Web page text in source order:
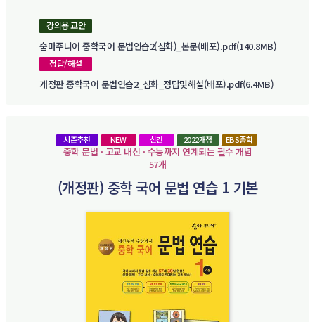
강의용 교안
숨마주니어 중학국어 문법연습2(심화)_본문(배포).pdf(140.8MB)
정답/해설
개정판 중학국어 문법연습2_심화_정답및해설(배포).pdf(6.4MB)
시즌추천 NEW 신간 2022개정 EBS중학
중학 문법 · 고교 내신 · 수능까지 연계되는 필수 개념
57개
(개정판) 중학 국어 문법 연습 1 기본